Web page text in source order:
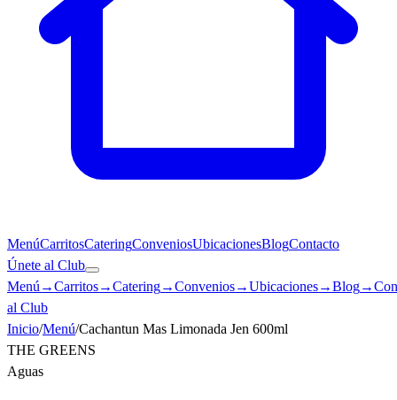
MenúCarritosCateringConveniosUbicacionesBlogContacto
Únete al Club
Menú →Carritos→Catering→Convenios→Ubicaciones→Blog→
al Club
Inicio/Menú/Cachantun Mas Limonada Jen 600ml
THE GREENS
Aguas